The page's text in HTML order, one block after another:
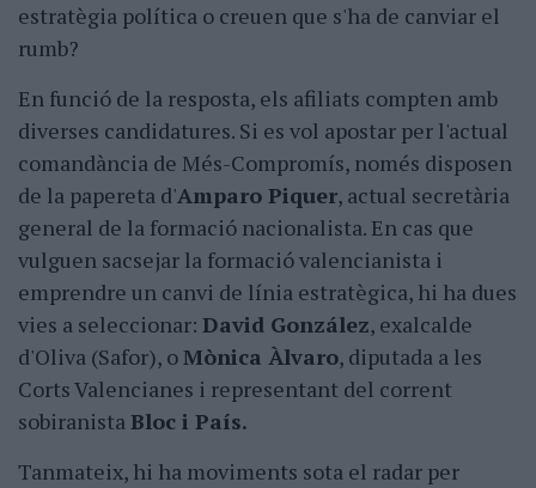
estratègia política o creuen que s'ha de canviar el
rumb?
En funció de la resposta, els afiliats compten amb
diverses candidatures. Si es vol apostar per l'actual
comandància de Més-Compromís, només disposen
de la papereta d'Amparo Piquer, actual secretària
general de la formació nacionalista. En cas que
vulguen sacsejar la formació valencianista i
emprendre un canvi de línia estratègica, hi ha dues
vies a seleccionar: David González, exalcalde
d'Oliva (Safor), oMònica Àlvaro, diputada a les
Corts Valencianes i representant del corrent
sobiranistaBloc i País.
Tanmateix, hi ha moviments sota el radar per